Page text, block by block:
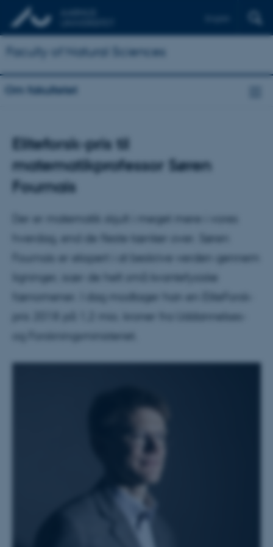
Faculty of Natural Sciences
Om fakultetet
Eliteforsk-pris til
matematikprofessor Søren
Fournais
Der er matematik skjult i meget mere i vores
hverdag, end de fleste tænker over. Søren
Fournais er ekspert i at beskrive verden gennem
ligninger, især de helt små kvantefysiske
fænomener. I dag modtager han en EliteForsk-
pris 2018 på 1,2 mio. kroner fra Uddannelses-
og Forskningsministeriet.